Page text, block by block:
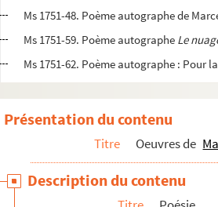
Ms 1751-48. Poème autographe de
Ms 1751-59. Poème autographe Le
Ms 1751-62. Poème autographe : Pour
Ms 1766-219. Copies manuscrites non
Ms 1766-229. Copie manuscrite par
Ms 1766-230. Copie autographe de son
Ms 1766-231. Copie autographe d’un
Présentation du contenu
Titre Oeuvres de
Description du contenu